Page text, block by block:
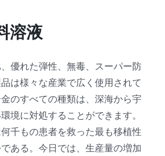
溶液
優れた弾性、無毒、スーパー防
は様々な産業で広く使用されて
のすべての種類は、深海から宇
境に対処することができます。
千もの患者を救った最も移植性
ある。今日では、生産量の増加